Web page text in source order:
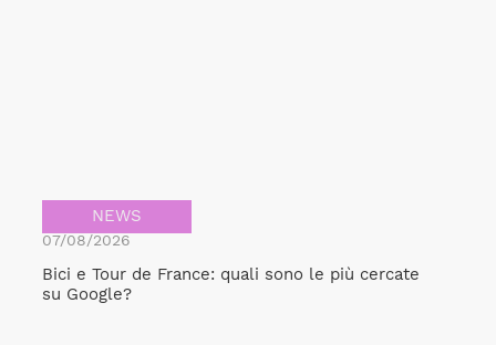
NEWS
07/08/2026
Bici e Tour de France: quali sono le più cercate
su Google?